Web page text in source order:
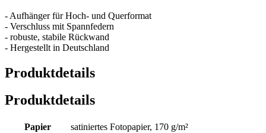
- Aufhänger für Hoch- und Querformat
- Verschluss mit Spannfedern
- robuste, stabile Rückwand
- Hergestellt in Deutschland
Produktdetails
Produktdetails
Papier
satiniertes Fotopapier, 170 g/m²